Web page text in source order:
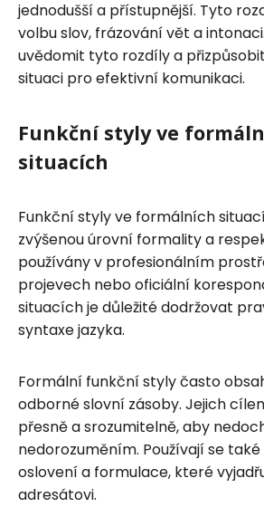
jednodušší a přístupnější. Tyto
volbu slov, frázování vět a
uvědomit tyto rozdíly a
situaci pro efektivní komunikaci.
Funkční styly ve
situacích
Funkční styly ve formálních
zvýšenou úrovní formality a
používány v profesionálním
projevech nebo oficiální
situacích je důležité dodržovat
syntaxe jazyka.
Formální funkční styly často
odborné slovní zásoby. Jejich
přesně a srozumitelně, aby
nedorozuměním. Používají se
oslovení a formulace, které
adresátovi.